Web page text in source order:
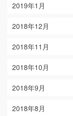
2019年1月
2018年12月
2018年11月
2018年10月
2018年9月
2018年8月